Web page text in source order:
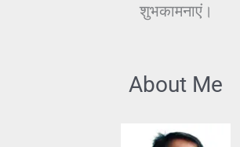
शुभकामनाएं।
About Me